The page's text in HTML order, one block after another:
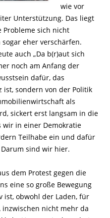
wie vor
Unterstützung. Das liegt
Probleme sich nicht
eher verschärfen.
auch „Da b(r)aut sich
noch am Anfang der
dafür, das
ist, sondern von der Politik
als
sickert erst langsam in die
wir in einer Demokratie
Teilhabe ein und dafür
sind wir hier.
dem Protest gegen die
eine so große Bewegung
ist, obwohl der Laden, für
nicht mehr da